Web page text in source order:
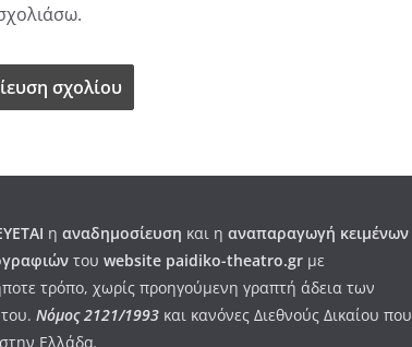
η αναδημοσίευση και η αναπαραγωγή κειμένων
του website paidiko-theatro.gr με
τρόπο, χωρίς προηγούμενη γραπτή άδεια των
Νόμος 2121/1993 και κανόνες Διεθνούς Δικαίου που
Ελλάδα.